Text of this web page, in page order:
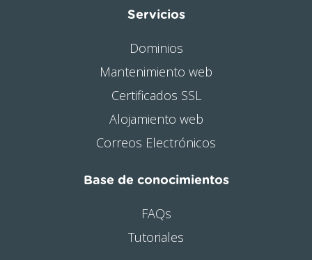
Servicios
Dominios
Mantenimiento web
Certificados SSL
Alojamiento web
Correos Electrónicos
Base de conocimientos
FAQs
Tutoriales